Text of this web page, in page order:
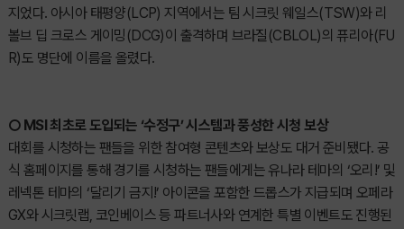
지었다. 아시아 태평양(LCP) 지역에서는 팀 시크릿 웨일스(TSW)와 리
볼브 딥 크로스 게이밍(DCG)이 출격하며 브라질(CBLOL)의 퓨리아(FU
R)도 명단에 이름을 올렸다.
○ MSI 최초로 도입되는 ‘수정구’ 시스템과 풍성한 시청 보상
대회를 시청하는 팬들을 위한 참여형 콘텐츠와 보상도 대거 준비됐다. 공
식 홈페이지를 통해 경기를 시청하는 팬들에게는 유나라 테마의 ‘오리!’ 및
레넥톤 테마의 ‘달리기 금지!’ 아이콘을 포함한 드롭스가 지급되며 오페라
GX와 시크릿랩, 코인베이스 등 파트너사와 연계한 특별 이벤트도 진행된